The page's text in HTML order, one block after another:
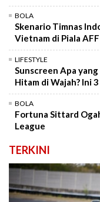
BOLA
Skenario Timnas
Vietnam di Piala
LIFESTYLE
Sunscreen Apa
Hitam di Wajah? Ini
BOLA
Fortuna Sittard
League
TERKINI